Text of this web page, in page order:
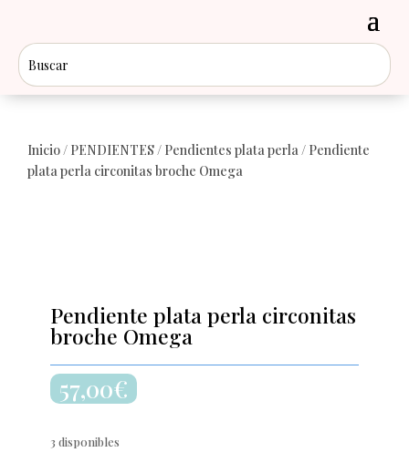
Inicio/ PENDIENTES/ Pendientes plata perla/ Pendiente
plata perla circonitas broche Omega
Pendiente plata perla circonitas
broche Omega
57,00€
3 disponibles